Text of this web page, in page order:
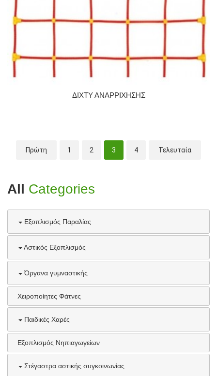
ΔΙΧΤΥ ΑΝΑΡΡΙΧΗΣΗΣ
Πρώτη 1 2 3 4 Τελευταία
All Categories
Εξοπλισμός Παραλίας
Αστικός Εξοπλισμός
Όργανα γυμναστικής
Χειροποίητες Φάτνες
Παιδικές Χαρές
Εξοπλισμός Νηπιαγωγείων
Στέγαστρα αστικής συγκοινωνίας